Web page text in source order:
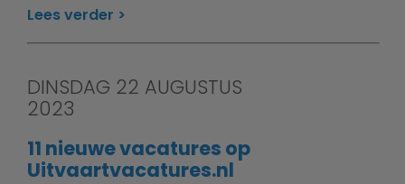
Lees verder
DINSDAG 22 AUGUSTUS
2023
11 nieuwe vacatures op
Uitvaartvacatures.nl